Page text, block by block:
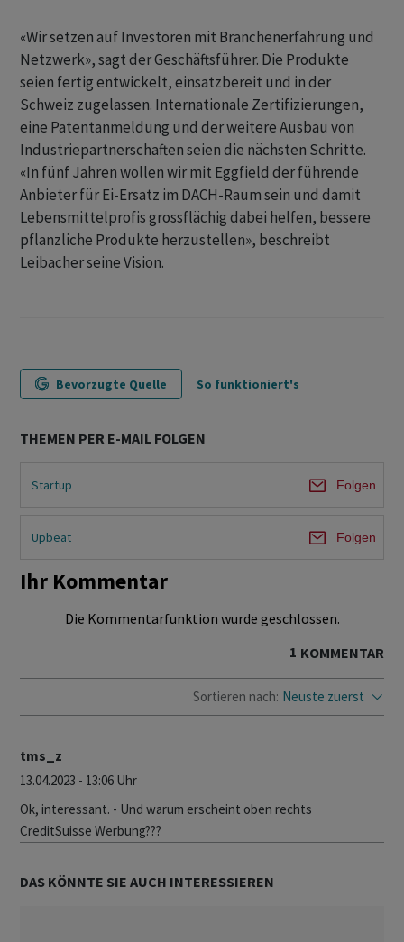
«Wir setzen auf Investoren mit Branchenerfahrung und
Netzwerk», sagt der Geschäftsführer. Die Produkte
seien fertig entwickelt, einsatzbereit und in der
Schweiz zugelassen. Internationale Zertifizierungen,
eine Patentanmeldung und der weitere Ausbau von
Industriepartnerschaften seien die nächsten Schritte.
«In fünf Jahren wollen wir mit Eggfield der führende
Anbieter für Ei-Ersatz im DACH-Raum sein und damit
Lebensmittelprofis grossflächig dabei helfen, bessere
pflanzliche Produkte herzustellen», beschreibt
Leibacher seine Vision.
Bevorzugte Quelle So funktioniert's
THEMEN PER E-MAIL FOLGEN
Startup Folgen
Upbeat Folgen
Ihr Kommentar
Die Kommentarfunktion wurde geschlossen.
1 KOMMENTAR
Sortieren nach: Neuste zuerst
tms_z
13.04.2023 - 13:06 Uhr
Ok, interessant. - Und warum erscheint oben rechts
CreditSuisse Werbung???
DAS KÖNNTE SIE AUCH INTERESSIEREN